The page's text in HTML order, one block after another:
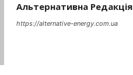
Альтернативна Редакція
https://alternative-energy.com.ua